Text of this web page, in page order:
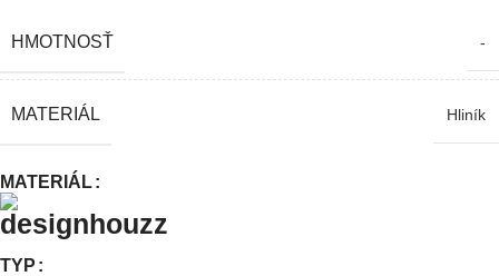
HMOTNOSŤ -
MATERIÁL Hliník
MATERIÁL
TYP